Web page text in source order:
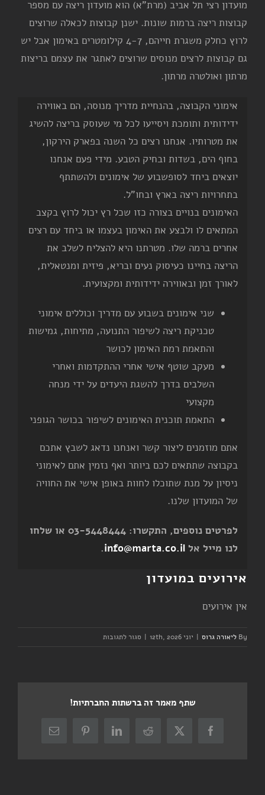
מועדון רצי תל אביב (מרת"א) הוא מועדון ריצה עם מספר
קבוצות ריצה ברמות שונות. ישנן קבוצות לכאלה שרוצים
לרוץ כחלק משגרת חייהם, 4-7 קילומטרים באימון אבל יש
גם קבוצות לרצים מנוסים שרוצים לאתגר את עצמם בריצות
מרתון ואולטרה מרתון.
אימוני הקבוצה, בהנחיית מדריך מנוסה, הם באווירה
ידידותית ותומכת ויסייעו לכל מי שעוסק בריצה להשיג
את מטרותיו. אנחנו רצים כל השנה בפארק הירקון,
בחוף הים, בשדות ובחיק הטבע. מידי פעם אנחנו
יוצאים ביחד לסופשבוע של אימונים ולהשתתף
בתחרויות ריצה בארץ ובחו"ל.
האימונים בנויים בצורה כזו שכל רץ יכול לרוץ בקצב
המתאים לו ולבצע את האימון בעצמו או ביחד עם רצים
אחרים ברמה שלו. מטרתנו היא להצליח לשלב את
הריצה בחיינו כעיסוק נעים ובריא, פיזית ומנטאלית,
לאורך זמן ובאווירה ידידותית ומקצועית.
שני אימונים בשבוע עם מדריך וכוללים אימוני
טכניקת ריצה לשיפור התנועה, מתיחות, גמישות
והתאמת רמת האימון לכושר
מעקב שוטף אישי אחרי ההתקדמות ואחרי
השלבים בדרך להשגת היעדים על ידי מנחה
מקצועי
התאמת תוכנית האימונים לשיפור בכושר הגופני
אתם מוזמנים ליצור קשר ואנחנו נדאג לשבץ אתכם
בקבוצה שתתאים לכם ביותר ואף נזמין אתם לאימוני
ניסיון על מנת שתוכלו לחוות באופן אישי את החוויה
של המועדון שלנו.
לפרטים נוספים, התקשרו: 03-5448444 או שלחו
לנו מייל אל info@marta.co.il
.
אירועים במועדון
אין אירועים
By ליאורה גרוס | יוני 12th, 2026 | סגור לתגובות
קבוצה
שתף מאמר זה ברשתות החברתיות!
Facebook
X
Reddit
LinkedIn
Pinterestכתובת